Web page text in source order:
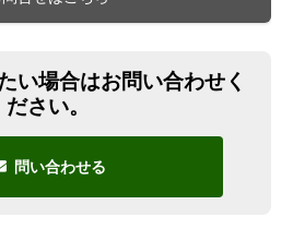
い場合はお問い合わせく
ださい。
問い合わせる